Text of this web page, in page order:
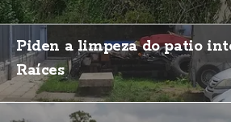
Piden a limpeza do patio
Raíces